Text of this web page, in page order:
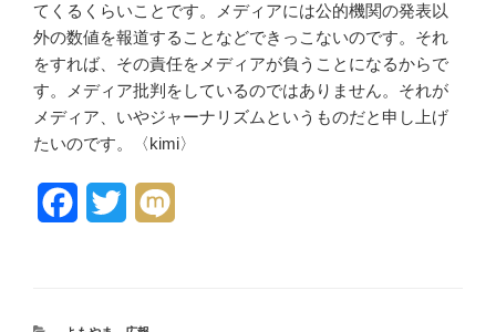
てくるくらいことです。メディアには公的機関の発表以
外の数値を報道することなどできっこないのです。それ
をすれば、その責任をメディアが負うことになるからで
す。メディア批判をしているのではありません。それが
メディア、いやジャーナリズムというものだと申し上げ
たいのです。〈kimi〉